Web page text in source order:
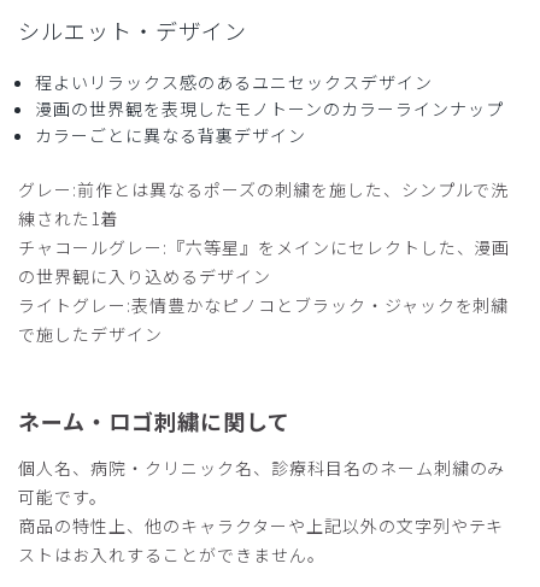
なおっち様
購入確認済み
年齢:60代 身長: 156-160cm
サイズ感小さめ
大きめ
ストレッチ感
厚さとても薄い
主人にプレゼントしました、2回目です。前回は麻のような
ただ、うちは小児科なので、明るめの色もご用意いただけれ
ば嬉しかったです。
シルエット・デザイン
程よいリラックス感のあるユニセックスデザイン
漫画の世界観を表現したモノトーンのカラーラインナップ
カラーごとに異なる背裏デザイン
グレー:前作とは異なるポーズの刺繍を施した、シンプルで洗
練された1着
チャコールグレー:『六等星』をメインにセレクトした、漫画
の世界観に入り込めるデザイン
ライトグレー:表情豊かなピノコとブラック・ジャックを刺繍
で施したデザイン
ネーム・ロゴ刺繍に関して
個人名、病院・クリニック名、診療科目名のネーム刺繍のみ
可能です。
商品の特性上、他のキャラクターや上記以外の文字列やテキ
ストはお入れすることができません。